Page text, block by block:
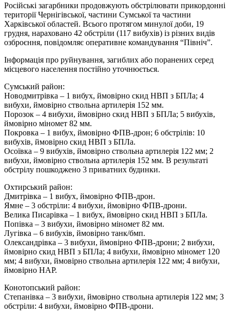
Російські загарбники продовжують обстрілювати прикордонні
території Чернігівської, частини Сумської та частини
Харківської областей. Всього протягом минулої доби, 19
грудня, нараховано 42 обстріли (117 вибухів) із різних видів
озброєння, повідомляє оперативне командування “Північ”.
Інформація про руйнування, загиблих або поранених серед
місцевого населення постійно уточнюється.
Сумський район:
Новодмитрівка – 1 вибух, ймовірно скид НВП з БПЛа; 4
вибухи, ймовірно ствольна артилерія 152 мм.
Порозок – 4 вибухи, ймовірно скид НВП з БПЛа; 5 вибухів,
ймовірно міномет 82 мм.
Покровка – 1 вибух, ймовірно ФПВ-дрон; 6 обстрілів: 10
вибухів, ймовірно скид НВП з БПЛа.
Осоївка – 9 вибухів, ймовірно ствольна артилерія 122 мм; 2
вибухи, ймовірно ствольна артилерія 152 мм. В результаті
обстрілу пошкоджено 3 приватних будинки.
Охтирський район:
Дмитрівка – 1 вибух, ймовірно ФПВ-дрон.
Ямне – 3 обстріли: 4 вибухи, ймовірно ФПВ-дрони.
Велика Писарівка – 1 вибух, ймовірно скид НВП з БПЛа.
Попівка – 3 вибухи, ймовірно міномет 82 мм.
Лугівка – 6 вибухів, ймовірно танк/бмп.
Олександрівка – 3 вибухи, ймовірно ФПВ-дрони; 2 вибухи,
ймовірно скид НВП з БПЛа; 4 вибухи, ймовірно міномет 120
мм; 4 вибухи, ймовірно ствольна артилерія 122 мм; 4 вибухи,
ймовірно НАР.
Конотопський район:
Степанівка – 3 вибухи, ймовірно ствольна артилерія 122 мм; 3
обстріли: 4 вибухи, ймовірно ФПВ-дрони.